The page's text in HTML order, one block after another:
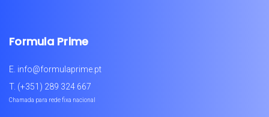
Formula Prime
E. info@formulaprime.pt
T. (+351) 289 324 667
Chamada para rede fixa nacional